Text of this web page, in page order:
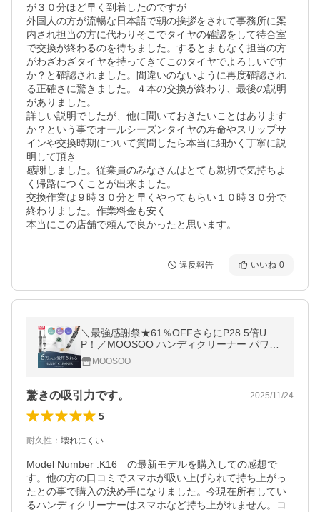
が３０分ほど早く到着したのですが
外国人の方が流暢な日本語で朝の挨拶をされて事務所に案
内され担当の方に代わりそこでタイヤの確認をして待合室
で交換が終わるのを待ちました。するとまもなく担当の方
がわざわざタイヤを持ってきてこのタイヤでよろしいです
か？と確認されました。間違いのないように再度確認され
る正確さに驚きました。４本の交換が終わり、最後の説明
がありました。
詳しい説明でしたが、他に聞いておきたいことはあります
か？という事でオールシーズンタイヤの寿命やスリップサ
インや交換時期について質問したら本当に細かく丁寧に説
明して頂き
感謝しました。従業員のみなさんはとても親切で気持ちよ
く帰路につくことが出来ました。
交換作業は９時３０分と早くやってもらい１０時３０分で
終わりました。作業料金も安く
本当にこの店舗で頼んで良かったと思います。
違反報告 いいね 0
＼最強感謝祭★61％OFFさらにP28.5倍U
P！／MOOSOO ハンディクリーナー パワフ
ル 強力吸引 16000pa ハンディ掃除機 コード
MOOSOO
驚きの吸引力です。 2025/11/24
5
耐久性 ： 壊れにくい
Model Number :K16　の最新モデルを購入しての感想で
す。他の方の口コミでスマホが吸い上げられて持ち上がっ
たとの事で購入の決め手になりました。今現在所有してい
るハンディクリーナーはスマホなど持ち上がれません。コ